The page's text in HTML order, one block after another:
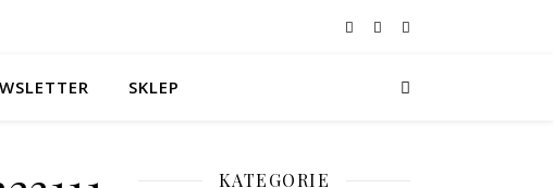
SKLEP
KATEGORIE